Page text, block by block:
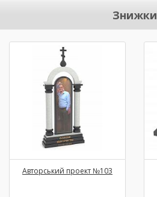
Знижки
Авторський проект №103